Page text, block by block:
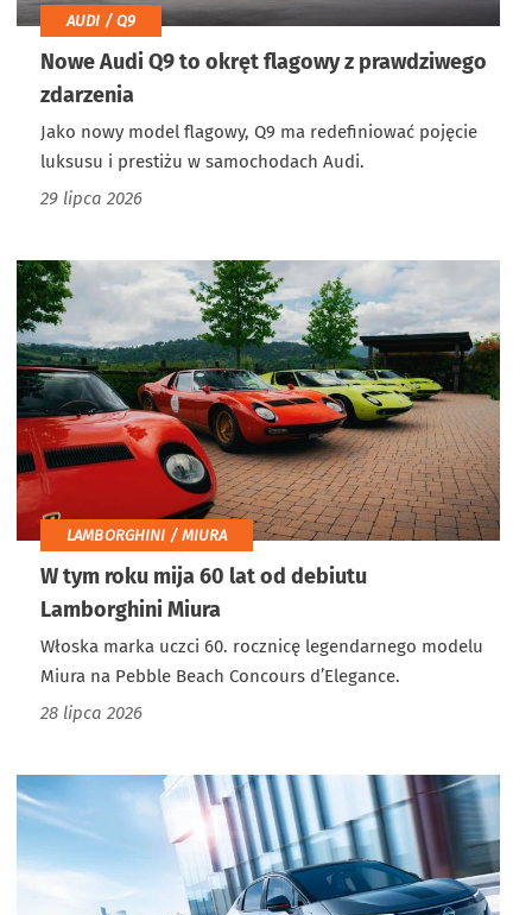
AUDI / Q9
Nowe Audi Q9 to okręt flagowy z prawdziwego
zdarzenia
Jako nowy model flagowy, Q9 ma redefiniować pojęcie
luksusu i prestiżu w samochodach Audi.
29 lipca 2026
LAMBORGHINI / MIURA
W tym roku mija 60 lat od debiutu
Lamborghini Miura
Włoska marka uczci 60. rocznicę legendarnego modelu
Miura na Pebble Beach Concours d’Elegance.
28 lipca 2026